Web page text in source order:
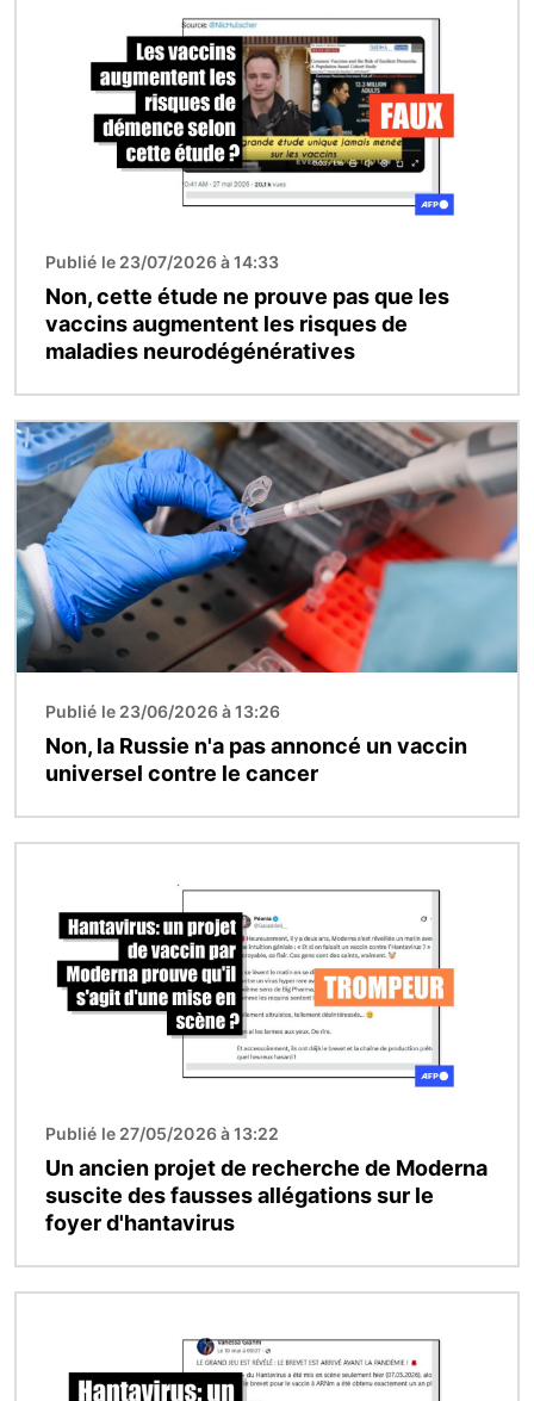
Publié le 23/07/2026 à 14:33
Non, cette étude ne prouve pas que les
vaccins augmentent les risques de
maladies neurodégénératives
Image
Publié le 23/06/2026 à 13:26
Non, la Russie n'a pas annoncé un vaccin
universel contre le cancer
Publié le 27/05/2026 à 13:22
Un ancien projet de recherche de Moderna
suscite des fausses allégations sur le
foyer d'hantavirus